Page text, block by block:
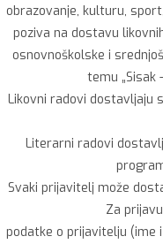
obrazovanje, kulturu,
poziva na dostavu
osnovnoškolske i
temu „Sisak
Likovni radovi dostavljaju
Literarni radovi
Svaki prijavitelj može
Za
podatke o prijavitelju (ime